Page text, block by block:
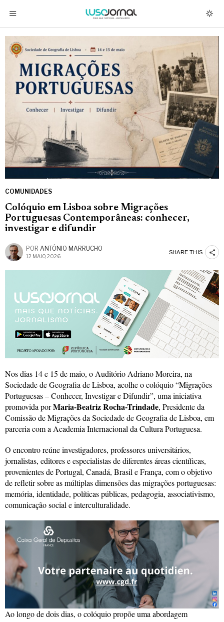
COMUNIDADES
Colóquio em Lisboa sobre Migrações
Portuguesas Contemporâneas: conhecer,
investigar e difundir
POR ANTÓNIO MARRUCHO
12 MAIO, 2026
SHARE THIS
Nos dias 14 e 15 de maio, o Auditório Adriano Moreira, na
Sociedade de Geografia de Lisboa, acolhe o colóquio “Migrações
Portuguesas – Conhecer, Investigar e Difundir”, uma iniciativa
promovida porMaria-Beatriz Rocha-Trindade, Presidente da
Comissão de Migrações da Sociedade de Geografia de Lisboa, em
parceria com a Academia Internacional da Cultura Portuguesa.
O encontro reúne investigadores, professores universitários,
jornalistas, editores e especialistas de diferentes áreas científicas,
provenientes de Portugal, Canadá, Brasil e França, com o objetivo
de refletir sobre as múltiplas dimensões das migrações portuguesas:
memória, identidade, políticas públicas, pedagogia, associativismo,
comunicação social e interculturalidade.
Ao longo de dois dias, o colóquio propõe uma abordagem